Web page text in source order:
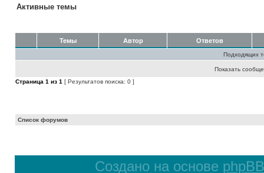
Активные темы
Темы Автор Ответов
Подходящих
Показать
Страница 1 из 1 [ Результатов поиска: 0 ]
Список форумов
Создано на основе phpBB